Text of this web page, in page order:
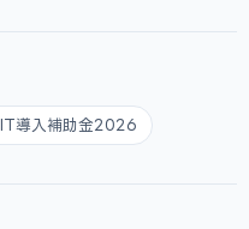
IT導入補助金2026